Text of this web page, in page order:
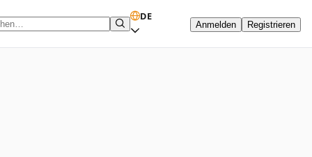
DE
Anmelden Registrieren